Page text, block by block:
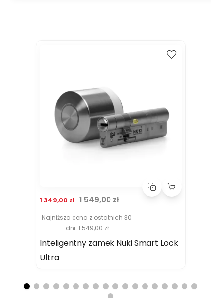
Cena promocyjna
1 349,00 zł Normalna cena
1 549,00 zł
Najniższa cena z ostatnich 30
dni: 1 549,00 zł
Inteligentny zamek Nuki Smart Lock
Ultra